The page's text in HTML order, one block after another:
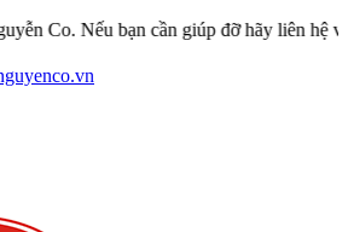
bạn cần giúp đỡ hãy liên hệ với chúng